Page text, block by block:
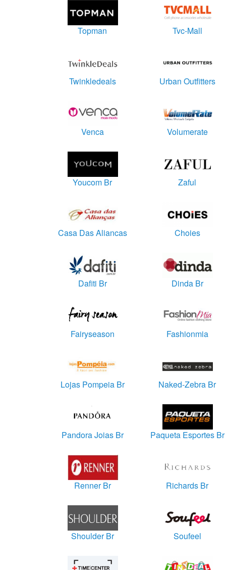
Topman Tvc-Mall
Twinkledeals Urban Outfitters
Venca Volumerate
Youcom Br Zaful
Casa Das Aliancas Choies
Dafiti Br Dinda Br
Fairyseason Fashionmia
Lojas Pompeia Br Naked-Zebra Br
Pandora Joias Br Paqueta Esportes Br
Renner Br Richards Br
Shoulder Br Soufeel